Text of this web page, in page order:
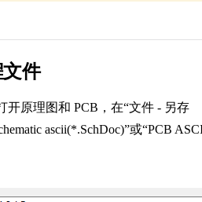
件
开原理图和 PCB，在“文件 - 另存
ascii(*.SchDoc)”或“PCB